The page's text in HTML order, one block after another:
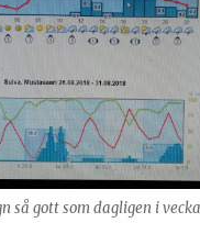
så gott som dagligen i